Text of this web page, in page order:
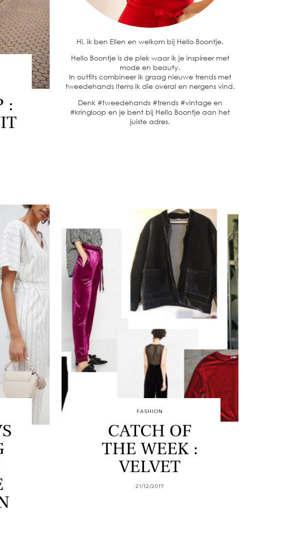
:
Hi, ik ben Ellen en welkom bij Hello Boontje.
Hello Boontje is de plek waar ik je inspireer met
mode en beauty.
In outfits combineer ik graag nieuwe trends met
tweedehands items ik die overal en nergens vind.
Denk #tweedehands #trends #vintage en
#kringloop en je bent bij Hello Boontje aan het
juiste adres.
FASHION
CATCH OF
THE WEEK :
VELVET
21/12/2017